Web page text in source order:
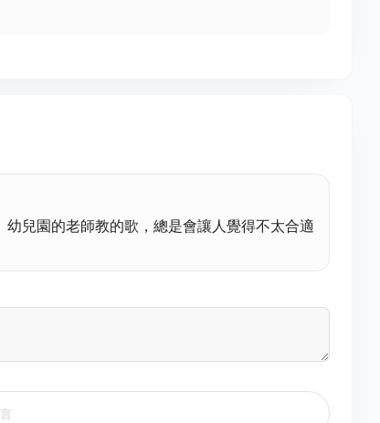
兒園的老師教的歌，總是會讓人覺得不太合適